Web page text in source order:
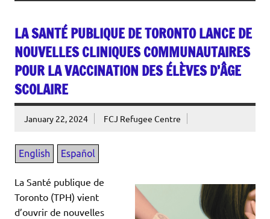
LA SANTÉ PUBLIQUE DE TORONTO LANCE DE
NOUVELLES CLINIQUES COMMUNAUTAIRES
POUR LA VACCINATION DES ÉLÈVES D’ÂGE
SCOLAIRE
January 22, 2024 FCJ Refugee Centre
La Santé publique de
Toronto (TPH) vient
d’ouvrir de nouvelles